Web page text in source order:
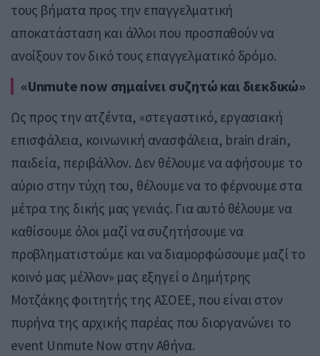
τους βήματα προς την επαγγελματική
αποκατάσταση και άλλοι που προσπαθούν να
ανοίξουν τον δικό τους επαγγελματικό δρόμο.
«Unmute now σημαίνει συζητώ και διεκδικώ»
Ως προς την ατζέντα, «στεγαστικό, εργασιακή
επισφάλεια, κοινωνική ανασφάλεια, brain drain,
παιδεία, περιβάλλον. Δεν θέλουμε να αφήσουμε το
αύριο στην τύχη του, θέλουμε να το φέρνουμε στα
μέτρα της δικής μας γενιάς. Για αυτό θέλουμε να
καθίσουμε όλοι μαζί να συζητήσουμε να
προβληματιστούμε και να διαμορφώσουμε μαζί το
κοινό μας μέλλον» μας εξηγεί ο Δημήτρης
Μοτζάκης φοιτητής της ΑΣΟΕΕ, που είναι στον
πυρήνα της αρχικής παρέας που διοργανώνει το
event Unmute Now στην Αθήνα.